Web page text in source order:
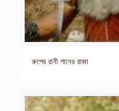
রুপের রানী গানের রাজা